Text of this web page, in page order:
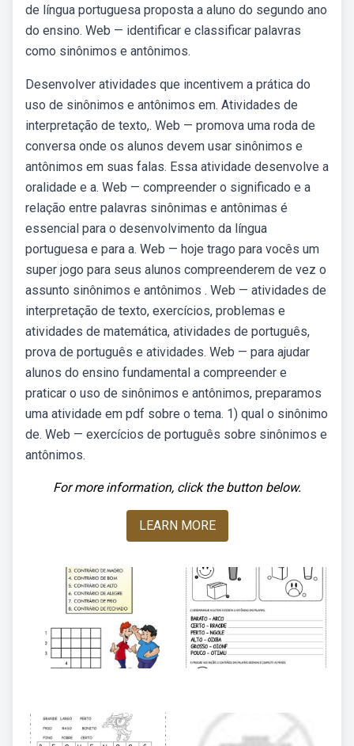
de língua portuguesa proposta a aluno do segundo ano
do ensino. Web — identificar e classificar palavras
como sinônimos e antônimos.
Desenvolver atividades que incentivem a prática do
uso de sinônimos e antônimos em. Atividades de
interpretação de texto,. Web — promova uma roda de
conversa onde os alunos devem usar sinônimos e
antônimos em suas falas. Essa atividade desenvolve a
oralidade e a. Web — compreender o significado e a
relação entre palavras sinônimas e antônimas é
essencial para o desenvolvimento da língua
portuguesa e para a. Web — hoje trago para vocês um
super jogo para seus alunos compreenderem de vez o
assunto sinônimos e antônimos . Web — atividades de
interpretação de texto, exercícios, problemas e
atividades de matemática, atividades de português,
prova de português e atividades. Web — para ajudar
alunos do ensino fundamental a compreender e
praticar o uso de sinônimos e antônimos, preparamos
uma atividade em pdf sobre o tema. 1) qual o sinônimo
de. Web — exercícios de português sobre sinônimos e
antônimos.
For more information, click the button below.
LEARN MORE